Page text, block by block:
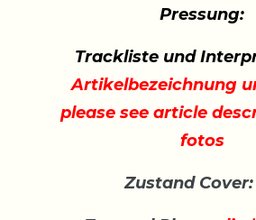
Pressung:
Trackliste und
Artikelbezeichnung
please see article
fotos
Zustand Cover: